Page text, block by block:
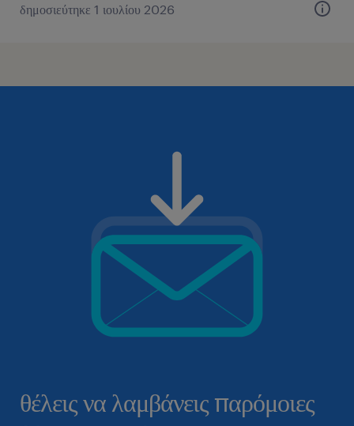
δημοσιεύτηκε 1 ιουλίου 2026
θέλεις να λαμβάνεις παρόμοιες